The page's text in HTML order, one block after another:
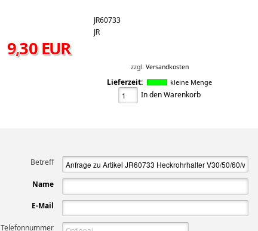
JR60733
JR
9,30EUR
zzgl. Versandkosten
Lieferzeit: kleine Menge
In den Warenkorb
Betreff
Name
E-Mail
Telefonnummer